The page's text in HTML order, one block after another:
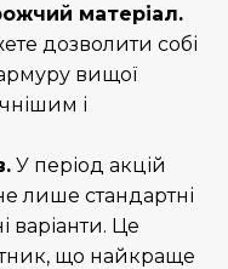
матеріал.
дозволити собі
вищої
і
У період акцій
лише стандартні
варіанти. Це
що найкраще